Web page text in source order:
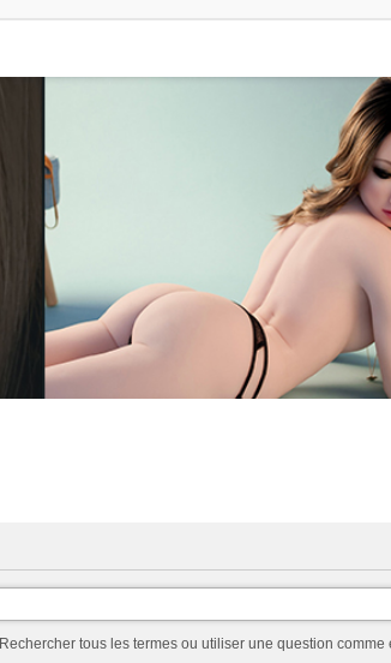
Rechercher tous les termes ou utiliser une question comme